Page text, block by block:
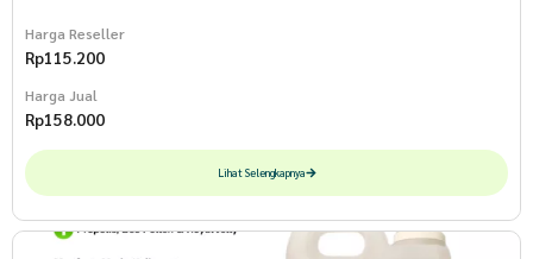
Harga Reseller
Rp115.200
Harga Jual
Rp158.000
Lihat Selengkapnya